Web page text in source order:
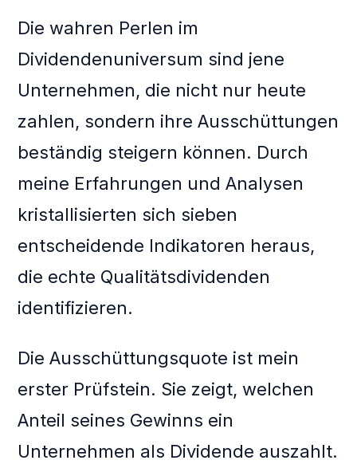
Die wahren Perlen im
Dividendenuniversum sind jene
Unternehmen, die nicht nur heute
zahlen, sondern ihre Ausschüttungen
beständig steigern können. Durch
meine Erfahrungen und Analysen
kristallisierten sich sieben
entscheidende Indikatoren heraus,
die echte Qualitätsdividenden
identifizieren.
Die Ausschüttungsquote ist mein
erster Prüfstein. Sie zeigt, welchen
Anteil seines Gewinns ein
Unternehmen als Dividende auszahlt.